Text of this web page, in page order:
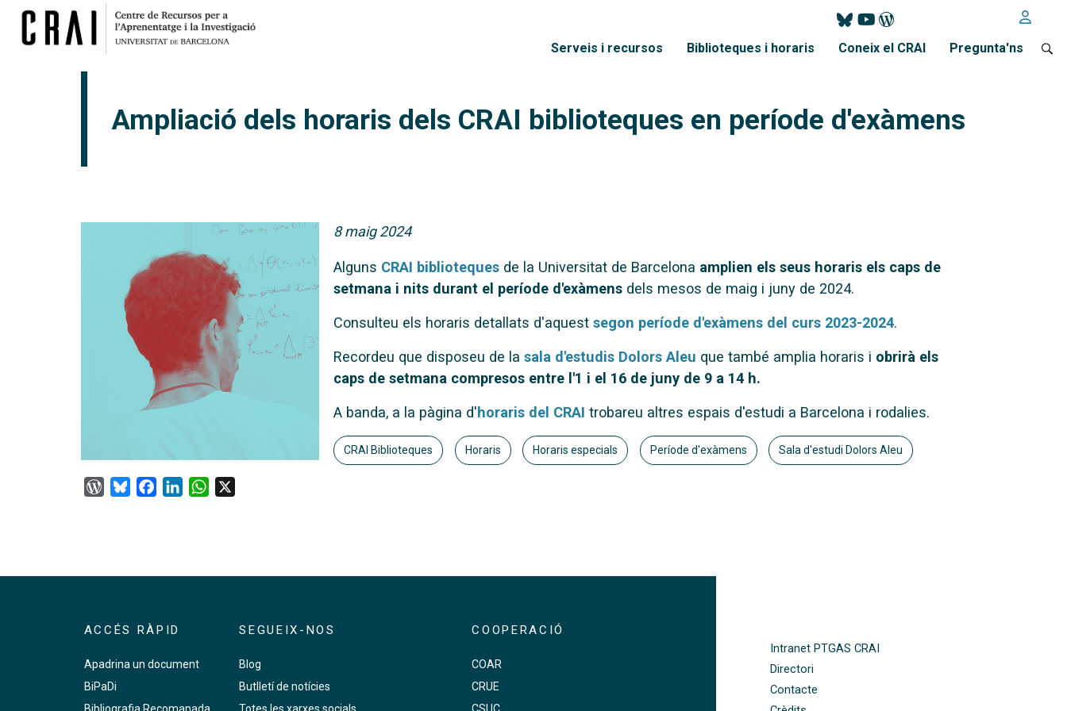
Menú principal
Serveis i recursos Biblioteques i horaris Coneix el CRAI Pregunta'ns
Ampliació dels horaris dels CRAI biblioteques en període d'exàmens
WordPress
BlueskyFacebook
LinkedInWhatsApp
8 maig 2024
Alguns CRAI biblioteques de la Universitat de Barcelona amplien els seus horaris els caps de
setmana i nits durant el període d'exàmens dels mesos de maig i juny de 2024.
Consulteu els horaris detallats d'aquestsegon període d'exàmens del curs 2023-2024.
Recordeu que disposeu de lasala d'estudis Dolors Aleu que també amplia horaris i obrirà els
caps de setmana compresos entre l'1 i el 16 de juny de 9 a 14 h.
A banda, a la pàgina d'horaris del CRAItrobareu altres espais d'estudi a Barcelona i rodalies.
CRAI Biblioteques Horaris Horaris especials Període d'exàmens Sala d'estudi Dolors Aleu
ACCÉS RÀPID
Apadrina un document
BiPaDi
SEGUEIX-NOS
Blog
Butlletí de notícies
COOPERACIÓ
COAR
CRUE
Intranet PTGAS CRAI
Directori
Contacte